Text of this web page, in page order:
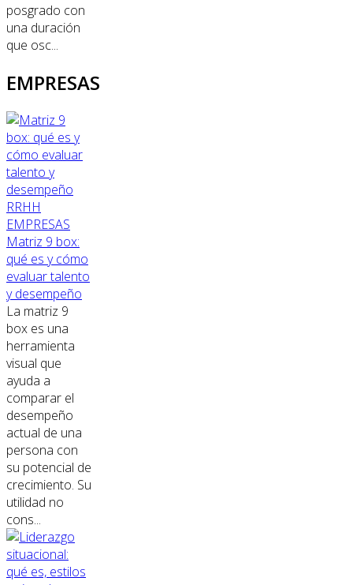
posgrado con
una duración
que osc...
EMPRESAS
RRHH
EMPRESAS
Matriz 9 box:
qué es y cómo
evaluar talento
y desempeño
La matriz 9
box es una
herramienta
visual que
ayuda a
comparar el
desempeño
actual de una
persona con
su potencial de
crecimiento. Su
utilidad no
cons...